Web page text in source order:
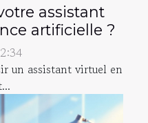
assistant
artificielle ?
un assistant virtuel en